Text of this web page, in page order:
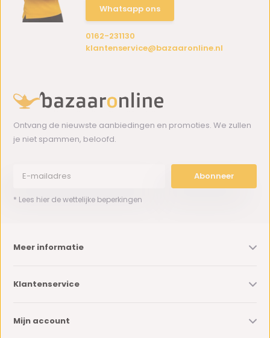
Whatsapp ons
0162-231130
klantenservice@bazaaronline.nl
Ontvang de nieuwste aanbiedingen en promoties. We zullen
je niet spammen, beloofd.
Abonneer
* Lees hier de wettelijke beperkingen
Meer informatie
Klantenservice
Mijn account